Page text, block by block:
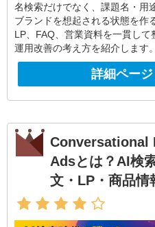
名検索だけでなく、課題名・用
ブランドを想起される状態を作
LP、FAQ、営業資料を一貫して
運用改善の考え方を紹介します。
詳細ページ
Conversational
Adsとは？AI検
文・LP・商品情